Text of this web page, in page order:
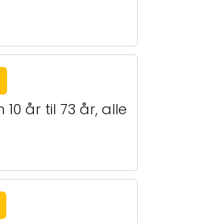
år til 73 år, alle